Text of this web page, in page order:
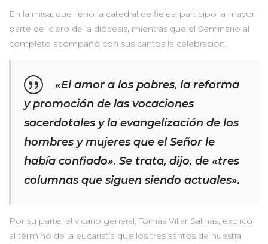
En la misa, que llenó la catedral de fieles, participó la mayor
parte del clero de la diócesis, mientras que el Seminario al
completo acompañó con sus cantos la celebración.
«El amor a los pobres, la reforma
y promoción de las vocaciones
sacerdotales y la evangelización de los
hombres y mujeres que el Señor le
había confiado». Se trata, dijo, de «tres
columnas que siguen siendo actuales».
Por su parte, el vicario general, Tomás Villar Salinas, explicó
al término de la eucaristía que los tres santos de nuestra